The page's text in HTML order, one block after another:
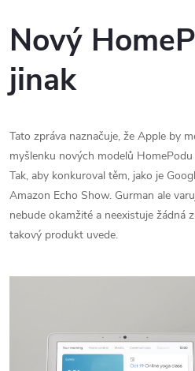
Nový
jinak
Tato zpráva naznačuje, že Apple by
myšlenku nových modelů
Tak, aby konkuroval těm, jako je
Amazon Echo Show. Gurman ale
nebude okamžité a neexistuje žádná
takový produkt uvede.